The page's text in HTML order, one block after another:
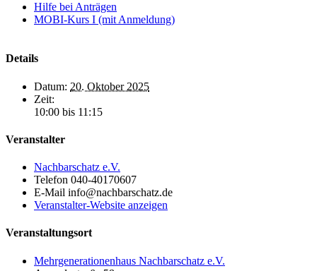
Hilfe bei Anträgen
MOBI-Kurs I (mit Anmeldung)
Details
Datum: 20. Oktober 2025
Zeit:
10:00 bis 11:15
Veranstalter
Nachbarschatz e.V.
Telefon 040-40170607
E-Mail info@nachbarschatz.de
Veranstalter-Website anzeigen
Veranstaltungsort
Mehrgenerationenhaus Nachbarschatz e.V.